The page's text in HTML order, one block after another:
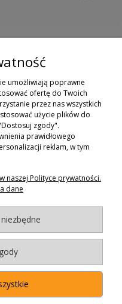
ZAPISZ SIĘ
- 2024
umożliwiają poprawne
ofertę do Twoich
przez nas wszystkich
użycie plików do
zgody".
prawidłowego
reklam, w tym
naszej Polityce prywatności.
dane